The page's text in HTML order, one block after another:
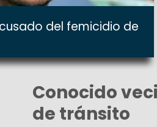
del femicidio de
Conocido
de tránsito